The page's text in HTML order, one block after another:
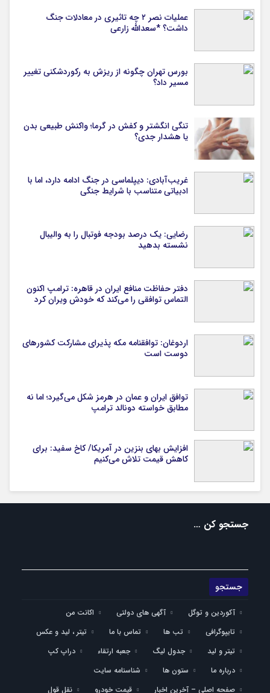
عملیات نصر ۲ چه تاثیری در معادلات جنگ
داشت؟ *سعدالله زارعی
بورس تهران چگونه از ریزش به رکوردشکنی تغییر
مسیر داد؟
تنگی انگشتر و کفش در گرما؛ واکنش طبیعی بدن
یا هشدار جدی؟
غریب‌آبادی: دیپلماسی در جنگ ادامه دارد، اما با
ادبیاتی متناسب با شرایط جنگی
رضایی: یک درصد بودجه فوتبال را به والیبال
نشسته بدهید
دفتر حفاظت منافع ایران در قاهره: ترامپ اکنون
التماس توافقی را می‌کند که خودش ویران کرد
اردوغان: توافقنامه مکه پذیرای مشارکت کشورهای
دوست است
توافق ایران و عمان در هرمز شکل می‌گیرد؛ اما نه
مطابق خواسته دونالد ترامپ
افزایش بهای بنزین در آمریکا/ کاخ سفید: برای
کاهش قیمت تلاش می‌کنیم
جستجو کن …
آکوردین و توگل آگهی های دولتی
اکانت من
تایپوگرافی
تب ها تماس با ما
تیتر ، لید و عکس
تیتر و لید
جدول لیگ جعبه ارتقاء
دراپ کپ
درباره ما
ستون ها
شناسنامه سایت
صفحه اصلی – آخرین اخبار
قیمت خودرو نقل قول